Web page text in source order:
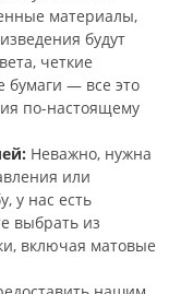
материалы,
будут
четкие
бумаги — все это
по-настоящему
Неважно, нужна
или
у нас есть
выбрать из
включая матовые